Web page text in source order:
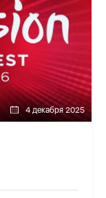
4 декабря 2025